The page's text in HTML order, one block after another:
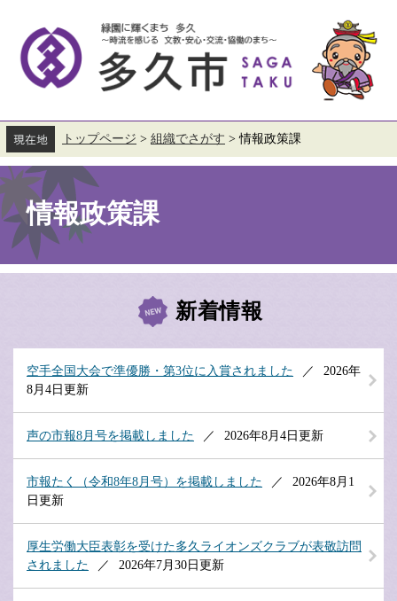
す。
し
本
文
へ
トップページ > 組織でさがす >情報政策課
本
文
情報政策課
新着情報
空手全国大会で準優勝・第3位に入賞されました
2026年
8月4日更新
声の市報8月号を掲載しました 2026年8月4日更新
市報たく（令和8年8月号）を掲載しました
2026年8月1
日更新
厚生労働大臣表彰を受けた多久ライオンズクラブが表敬訪問
されました
2026年7月30日更新